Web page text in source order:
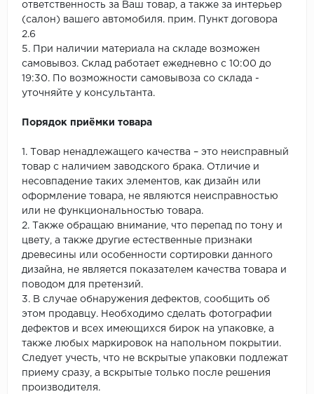
ответственность за Ваш товар, а также за интерьер
(салон) вашего автомобиля. прим. Пункт договора
2.6
5. При наличии материала на складе возможен
самовывоз. Склад работает ежедневно с 10:00 до
19:30. По возможности самовывоза со склада -
уточняйте у консультанта.
Порядок приёмки товара
1. Товар ненадлежащего качества – это неисправный
товар с наличием заводского брака. Отличие и
несовпадение таких элементов, как дизайн или
оформление товара, не являются неисправностью
или не функциональностью товара.
2. Также обращаю внимание, что перепад по тону и
цвету, а также другие естественные признаки
древесины или особенности сортировки данного
дизайна, не является показателем качества товара и
поводом для претензий.
3. В случае обнаружения дефектов, сообщить об
этом продавцу. Необходимо сделать фотографии
дефектов и всех имеющихся бирок на упаковке, а
также любых маркировок на напольном покрытии.
Следует учесть, что не вскрытые упаковки подлежат
приему сразу, а вскрытые только после решения
производителя.